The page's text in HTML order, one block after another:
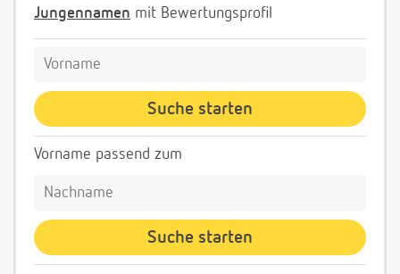
Jungennamen mit Bewertungsprofil
Vorname passend zum